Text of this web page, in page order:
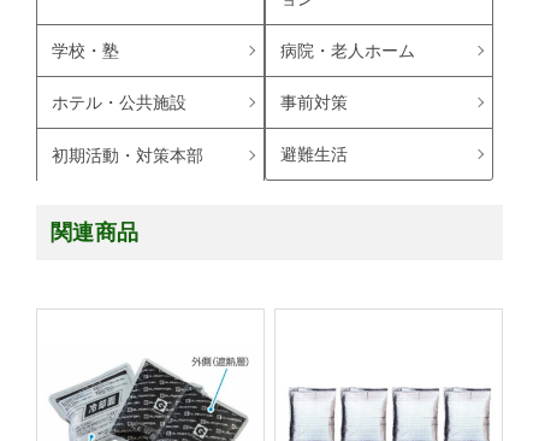
学校・塾 病院・老人ホーム
ホテル・公共施設 事前対策
初期活動・対策本部 避難生活
関連商品